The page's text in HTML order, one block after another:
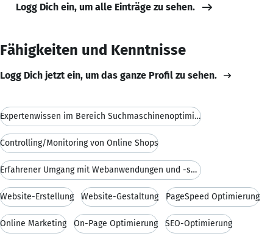
Logg Dich ein, um alle Einträge zu sehen.
Fähigkeiten und Kenntnisse
Logg Dich jetzt ein, um das ganze Profil zu sehen.
Expertenwissen im Bereich Suchmaschinenoptimierung
Controlling/Monitoring von Online Shops
Erfahrener Umgang mit Webanwendungen und -sprachen
Website-Erstellung Website-Gestaltung PageSpeed Optimierung
Online Marketing On-Page Optimierung SEO-Optimierung